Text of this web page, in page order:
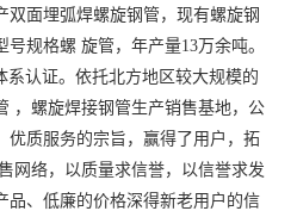
双面埋弧焊螺旋钢管，现有螺旋钢
规格螺 旋管，年产量13万余吨。
系认证。依托北方地区较大规模的
，螺旋焊接钢管生产销售基地，公
优质服务的宗旨，赢得了用户，拓
网络，以质量求信誉，以信誉求发
品、低廉的价格深得新老用户的信